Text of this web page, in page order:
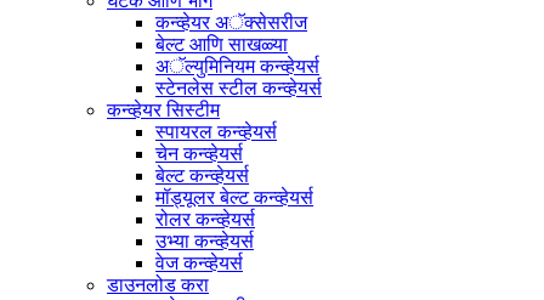
कन्व्हेयर अॅक्सेसरीज
बेल्ट आणि साखळ्या
अॅल्युमिनियम कन्व्हेयर्स
स्टेनलेस स्टील कन्व्हेयर्स
कन्व्हेयर सिस्टीम
स्पायरल कन्व्हेयर्स
चेन कन्व्हेयर्स
बेल्ट कन्व्हेयर्स
मॉड्यूलर बेल्ट कन्व्हेयर्स
रोलर कन्व्हेयर्स
उभ्या कन्व्हेयर्स
वेज कन्व्हेयर्स
डाउनलोड करा